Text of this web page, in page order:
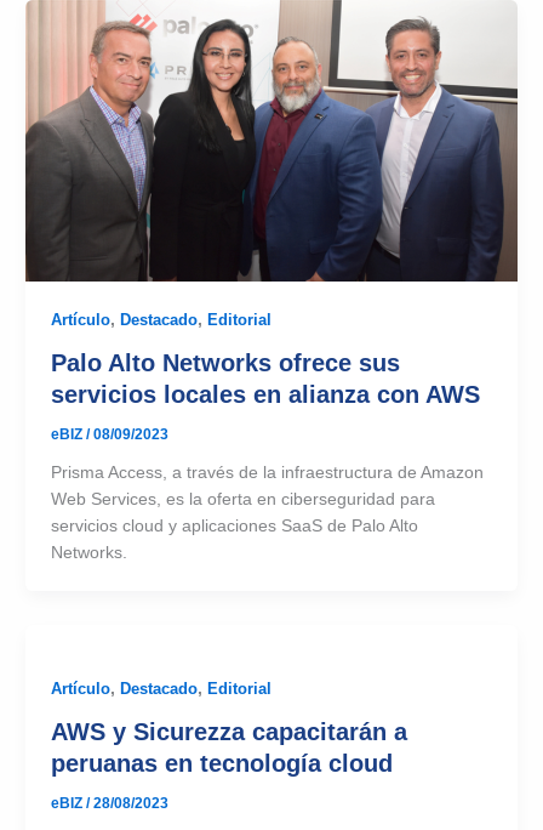
Artículo, Destacado, Editorial
Palo Alto Networks ofrece sus
servicios locales en alianza con AWS
eBIZ /08/09/2023
Prisma Access, a través de la infraestructura de Amazon
Web Services, es la oferta en ciberseguridad para
servicios cloud y aplicaciones SaaS de Palo Alto
Networks.
Artículo, Destacado, Editorial
AWS y Sicurezza capacitarán a
peruanas en tecnología cloud
eBIZ /28/08/2023